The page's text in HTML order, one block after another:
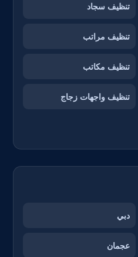
تنظيف سجاد
تنظيف مراتب
تنظيف مكاتب
تنظيف واجهات زجاج
دبي
عجمان